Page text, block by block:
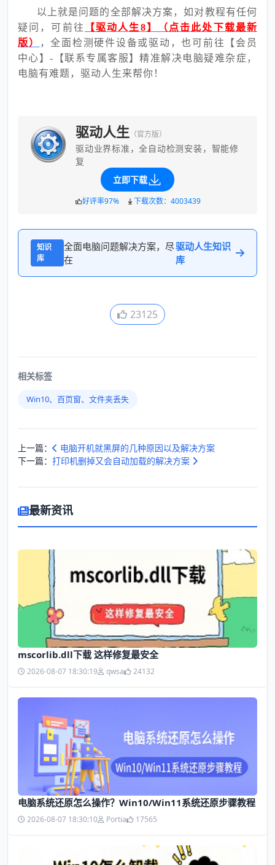
以上就是问题的全部解决方案，如对教程有任何
疑问，可前往
【驱动人生 8】（点击此处下载最新
版）
，全面检测硬件设备或驱动，也可前往【会员
中心】-【联系专属客服】精准解决电脑疑难杂症，
电脑有难题，驱动人生来帮你！
驱动人生 （官方版）
驱动业界标准，全自动检测安装，智能修
复
立即下载
好评率97% 下载次数：4003439
知识
库
全面电脑问题解决方案，尽
在
驱动人生知识
库
23125
相关标签
Win10、百页窗、文件夹丢失
上一篇：
电脑开机就黑屏的几种原因以及解决方案
下一篇： 打印机删掉又会自动加载的解决方案
最新资讯
mscorlib.dll下载 这样修复最安全
2026-08-07 18:30:19 qwsa 24132
电脑系统还原怎么操作？Win10/Win11系统还原步骤教程
2026-08-07 18:30:10 Portia 17565